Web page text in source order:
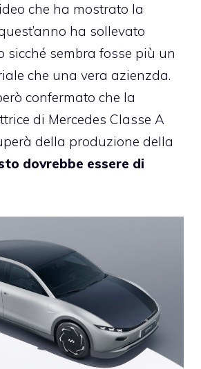
che ha mostrato la
ha sollevato
sicché sembra fosse più un
che una vera azienzda.
confermato che la
di Mercedes Classe A
della produzione della
dovrebbe essere di